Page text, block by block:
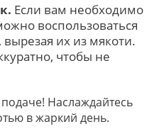
Если вам необходимо
воспользоваться
их из мякоти.
чтобы не
Наслаждайтесь
в жаркий день.